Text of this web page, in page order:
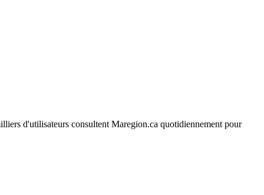
d'utilisateurs consultent Maregion.ca quotidiennement pour